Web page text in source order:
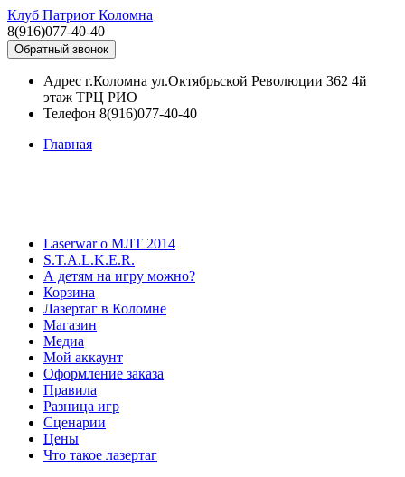
Клуб Патриот Коломна
8(916)077-40-40
Обратный звонок
Адрес г.Коломна ул.Октябрьской Революции 362 4й
этаж ТРЦ РИО
Телефон 8(916)077-40-40
Главная
Laserwar о МЛТ 2014
S.T.A.L.K.E.R.
А детям на игру можно?
Корзина
Лазертаг в Коломне
Магазин
Медиа
Мой аккаунт
Оформление заказа
Правила
Разница игр
Сценарии
Цены
Что такое лазертаг